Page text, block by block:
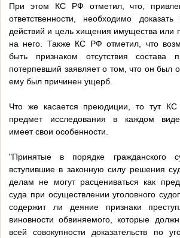
При этом КС РФ отметил, что,
ответственности, необходимо
действий и цель хищения имущества или
на него. Также КС РФ отметил, что
быть признаком отсутствия состава
потерпевший заявляет о том, что он был
ему был причинен ущерб.
Что же касается преюдиции, то тут
предмет исследования в каждом виде
имеет свои особенности.
"Принятые в порядке гражданского
вступившие в законную силу решения
делам не могут расцениваться как
суда при осуществлении уголовного
содержит ли деяние признаки
виновности обвиняемого, которые
всей совокупности доказательств по